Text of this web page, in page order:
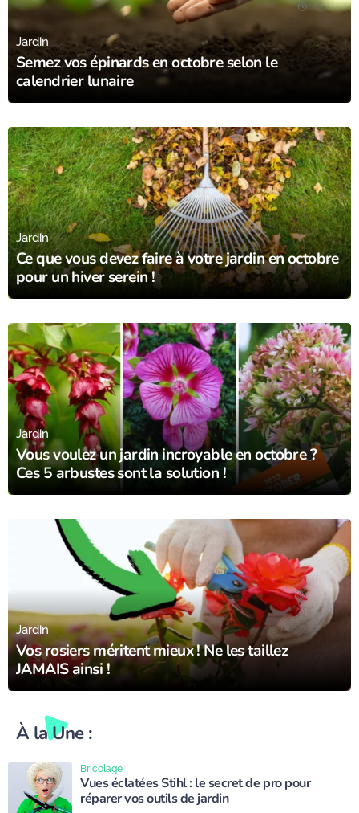
Semez vos épinards en octobre selon le
calendrier lunaire
Jardin
17/10/23
Ce que vous devez faire à votre jardin en octobre
pour un hiver serein !
Jardin
10/10/23
Vous voulez un jardin incroyable en octobre ?
Ces 5 arbustes sont la solution !
Jardin
29/09/23
Vos rosiers méritent mieux ! Ne les taillez
JAMAIS ainsi !
Jardin
30/09/23
À la Une :
Vues éclatées Stihl : le secret de pro pour
réparer vos outils de jardin
Bricolage